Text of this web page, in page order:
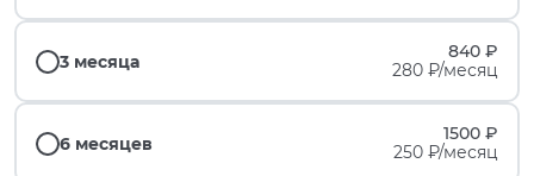
3 месяца
840 ₽
280 ₽/месяц
6 месяцев
1500 ₽
250 ₽/месяц